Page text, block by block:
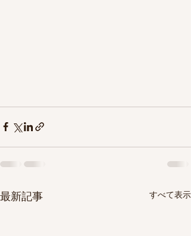
最新記事 すべて表示